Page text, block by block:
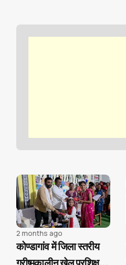
ने जीता रजत पदक, जिले का
2 months ago
कोण्डागांव में जिला स्तरीय